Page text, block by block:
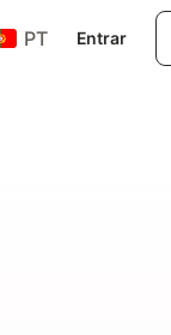
PT Entrar